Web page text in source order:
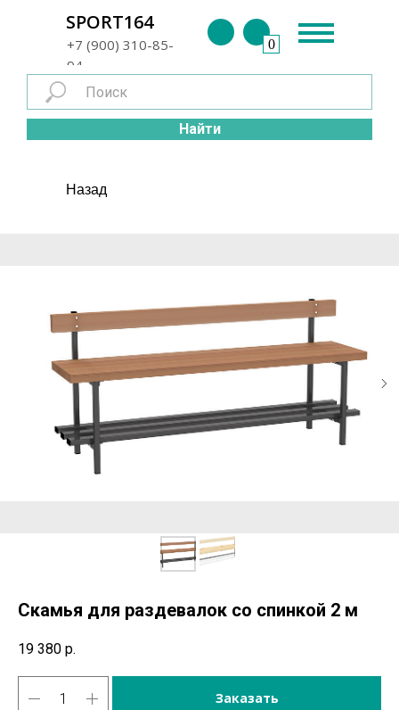
+7 (900) 310-85-
94
SPORT164
0
Найти
Назад
Скамья для раздевалок со спинкой 2 м
19 380 р.
Заказать